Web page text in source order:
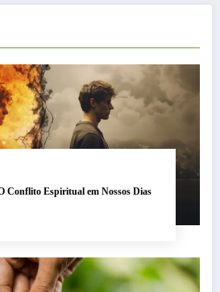
Conflito Espiritual em Nossos Dias